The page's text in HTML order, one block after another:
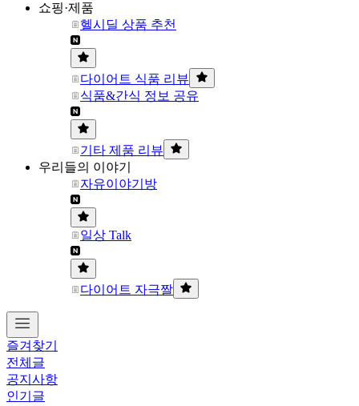
쇼핑·제품
헬시딜 상품 추천
다이어트 식품 리뷰
식품&간식 정보 공유
기타 제품 리뷰
우리들의 이야기
자유이야기방
일상 Talk
다이어트 자극짤
즐겨찾기
전체글
공지사항
인기글